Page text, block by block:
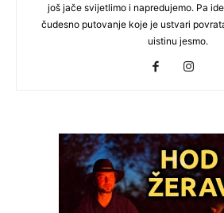
još jače svijetlimo i napredujemo. Pa
čudesno putovanje koje je ustvari
uistinu jesmo.